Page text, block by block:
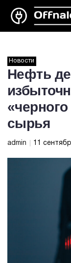
Новости
Нефть
сырья
admin 11